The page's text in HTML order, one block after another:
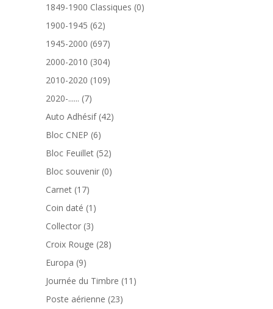
produits
1849-1900 Classiques 00
1900-1945 6262
produits
1945-2000 697697
produits
2000-2010 304304
produits
2010-2020 109109
2020-...... 77
produits
Auto Adhésif 4242
Bloc CNEP 66
produits
Bloc Feuillet 5252
produits
Bloc souvenir 00
Carnet 1717
produits
Coin daté 1 1
produit
Collector 33
produits
Croix Rouge 2828
Europa 99
produits
Journée du Timbre 11 11
Poste aérienne 2323